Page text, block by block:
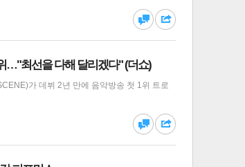
댓글 공유
댓글 공유
…"최선을 다해 달리겠다" (더쇼)
가 데뷔 2년 만에 음악방송 첫 1위 트로